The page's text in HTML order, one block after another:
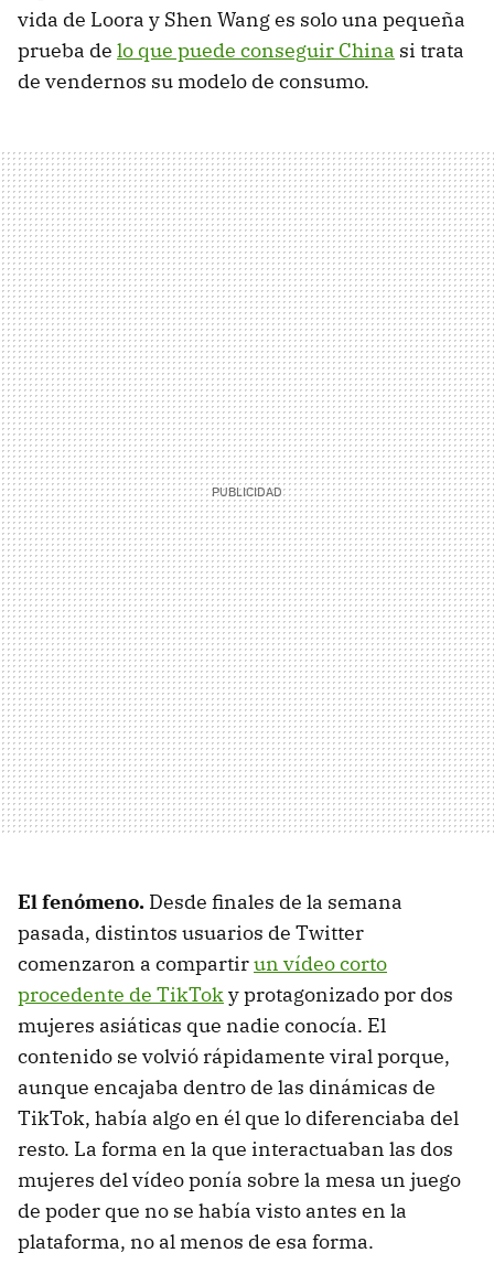
vida de Loora y Shen Wang es solo una pequeña
prueba de lo que puede conseguir China si trata
de vendernos su modelo de consumo.
El fenómeno. Desde finales de la semana
pasada, distintos usuarios de Twitter
comenzaron a compartirun vídeo corto
procedente de TikToky protagonizado por dos
mujeres asiáticas que nadie conocía. El
contenido se volvió rápidamente viral porque,
aunque encajaba dentro de las dinámicas de
TikTok, había algo en él que lo diferenciaba del
resto. La forma en la que interactuaban las dos
mujeres del vídeo ponía sobre la mesa un juego
de poder que no se había visto antes en la
plataforma, no al menos de esa forma.